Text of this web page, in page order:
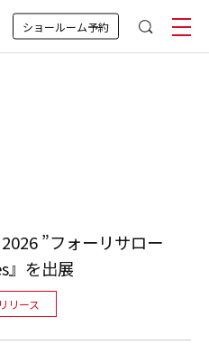
ショールーム予約
”フォーリサロー
』を出展
リース